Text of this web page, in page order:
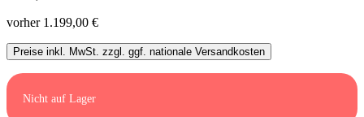
vorher 1.199,00 €
Preise inkl. MwSt. zzgl. ggf. nationale Versandkosten
Nicht auf Lager